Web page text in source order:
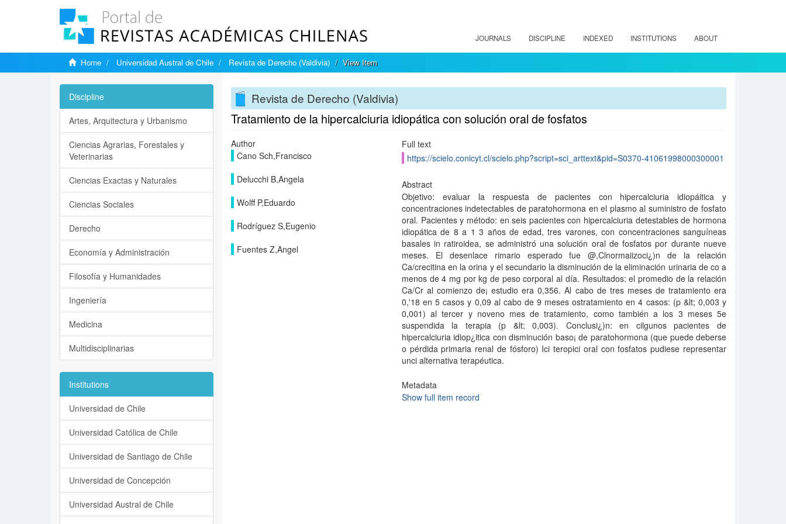
JOURNALS DISCIPLINE INDEXED INSTITUTIONS ABOUT
Home Universidad Austral de Chile Revista de Derecho (Valdivia) View Item
Revista de Derecho (Valdivia)
Tratamiento de la hipercalciuria idiopática con solución oral de fosfatos
Author
Cano Sch,Francisco
Delucchi B,Angela
Wolff P,Eduardo
Rodríguez S,Eugenio
Fuentes Z,Angel
Full text
https://scielo.conicyt.cl/scielo.php?script=sci_arttext&pid=S0370-41061998000300001
Abstract
Objetivo: evaluar la respuesta de pacientes con hipercalciuria idiopáitica y
concentraciones indetectables de paratohormona en el plasmo al suministro de fosfato
oral. Pacientes y método: en seis pacientes con hipercalciuria detestables de hormona
idiopática de 8 a 1 3 años de edad, tres varones, con concentraciones sanguíneas
basales in ratiroidea, se administró una solución oral de fosfatos por durante nueve
meses. El desenlace rimario esperado fue @,Clnormaiizoci¿)n de la relación
Ca/crecitina en la orina y el secundario la disminución de la eliminación urinaria de co a
menos de 4 mg por kg de peso corporal al día. Resultados: el promedio de la relación
Ca/Cr al comienzo de¡ estudio era 0,356. Al cabo de tres meses de tratamiento era
0,'18 en 5 casos y 0,09 al cabo de 9 meses ostratamiento en 4 casos: (p &lt; 0,003 y
0,001) al tercer y noveno mes de tratamiento, como también a los 3 meses 5e
suspendida la terapia (p &lt; 0,003). Conclusi¿)n: en cilgunos pacientes de
hipercalciuria idiop¿itica con disminución baso¡ de paratohormona (que puede deberse
o pérdida primaria renal de fósforo) Ici teropici oral con fosfatos pudiese representar
unci alternativa terapéutica.
Metadata
Show full item record
Discipline
Artes, Arquitectura y Urbanismo
Ciencias Agrarias, Forestales y
Veterinarias
Ciencias Exactas y Naturales
Ciencias Sociales
Derecho
Economía y Administración
Filosofía y Humanidades
Ingeniería
Medicina
Multidisciplinarias
Institutions
Universidad de Chile
Universidad Católica de Chile
Universidad de Santiago de Chile
Universidad de Concepción
Universidad Austral de Chile